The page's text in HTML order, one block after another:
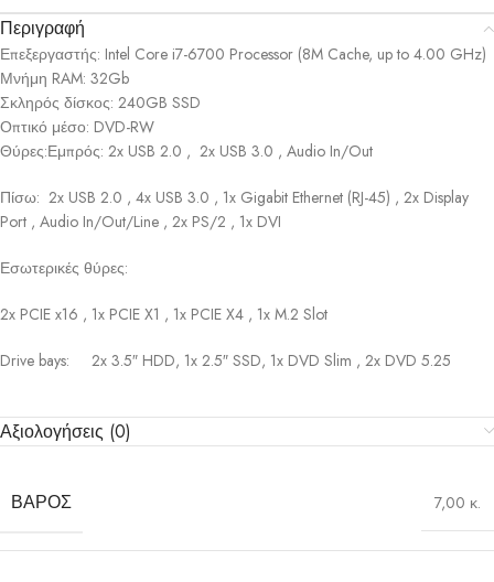
Περιγραφή
Επεξεργαστής: Intel Core i7-6700 Processor (8M Cache, up to 4.00 GHz)
Μνήμη RAM: 32Gb
Σκληρός δίσκος: 240GB SSD
Οπτικό μέσο: DVD-RW
Θύρες:Εμπρός: 2x USB 2.0 , 2x USB 3.0 , Audio In/Out
Πίσω: 2x USB 2.0 , 4x USB 3.0 , 1x Gigabit Ethernet (RJ-45) , 2x Display
Port , Audio In/Out/Line , 2x PS/2 , 1x DVI
Εσωτερικές θύρες:
2x PCIE x16 , 1x PCIE X1 , 1x PCIE X4 , 1x M.2 Slot
Drive bays: 2x 3.5″ HDD, 1x 2.5″ SSD, 1x DVD Slim , 2x DVD 5.25
Αξιολογήσεις (0)
ΒΆΡΟΣ 7,00 κ.